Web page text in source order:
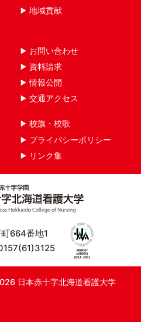
地域貢献
お問い合わせ
資料請求
情報公開
交通アクセス
校旗・校歌
プライバシーポリシー
リンク集
664番地1
日本赤十字北海道看護大学